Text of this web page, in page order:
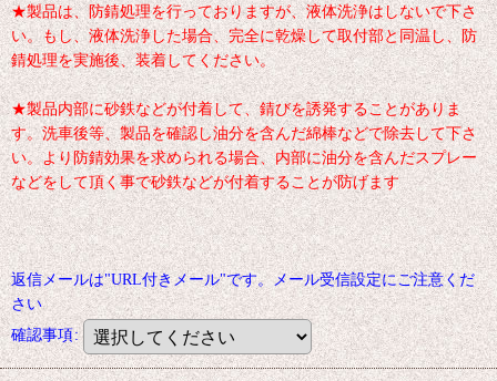
★製品は、防錆処理を行っておりますが、液体洗浄はしないで下さ
い。もし、液体洗浄した場合、完全に乾燥して取付部と同温し、防
錆処理を実施後、装着してください。
★製品内部に砂鉄などが付着して、錆びを誘発することがありま
す。洗車後等、製品を確認し油分を含んだ綿棒などで除去して下さ
い。より防錆効果を求められる場合、内部に油分を含んだスプレー
などをして頂く事で砂鉄などが付着することが防げます
返信メールは"URL付きメール"です。メール受信設定にご注意くだ
さい
確認事項: